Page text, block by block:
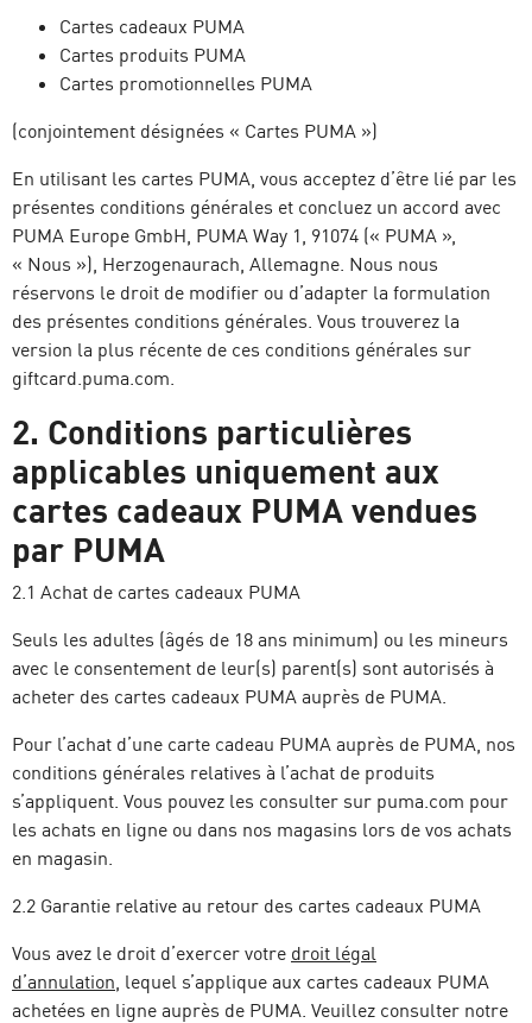
Cartes cadeaux PUMA
Cartes produits PUMA
Cartes promotionnelles PUMA
(conjointement désignées « Cartes PUMA »)
En utilisant les cartes PUMA, vous acceptez d’être lié par les
présentes conditions générales et concluez un accord avec
PUMA Europe GmbH, PUMA Way 1, 91074 (« PUMA »,
« Nous »), Herzogenaurach, Allemagne. Nous nous
réservons le droit de modifier ou d’adapter la formulation
des présentes conditions générales. Vous trouverez la
version la plus récente de ces conditions générales sur
giftcard.puma.com.
2. Conditions particulières
applicables uniquement aux
cartes cadeaux PUMA vendues
par PUMA
2.1 Achat de cartes cadeaux PUMA
Seuls les adultes (âgés de 18 ans minimum) ou les mineurs
avec le consentement de leur(s) parent(s) sont autorisés à
acheter des cartes cadeaux PUMA auprès de PUMA.
Pour l’achat d’une carte cadeau PUMA auprès de PUMA, nos
conditions générales relatives à l’achat de produits
s’appliquent. Vous pouvez les consulter sur puma.com pour
les achats en ligne ou dans nos magasins lors de vos achats
en magasin.
2.2 Garantie relative au retour des cartes cadeaux PUMA
Vous avez le droit d’exercer votre droit légal
d’annulation, lequel s’applique aux cartes cadeaux PUMA
achetées en ligne auprès de PUMA. Veuillez consulter notre